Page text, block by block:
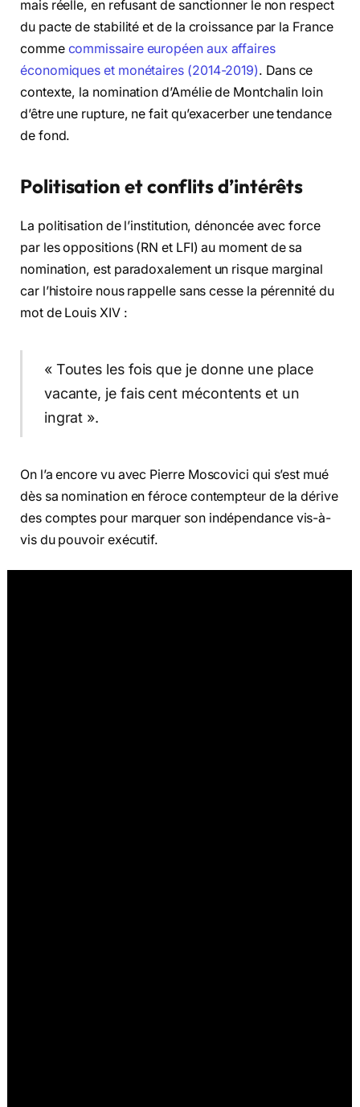
mais réelle, en refusant de sanctionner le non respect
du pacte de stabilité et de la croissance par la France
comme commissaire européen aux affaires
économiques et monétaires (2014-2019). Dans ce
contexte, la nomination d’Amélie de Montchalin loin
d’être une rupture, ne fait qu’exacerber une tendance
de fond.
Politisation et conflits d’intérêts
La politisation de l’institution, dénoncée avec force
par les oppositions (RN et LFI) au moment de sa
nomination, est paradoxalement un risque marginal
car l’histoire nous rappelle sans cesse la pérennité du
mot de Louis XIV :
« Toutes les fois que je donne une place
vacante, je fais cent mécontents et un
ingrat ».
On l’a encore vu avec Pierre Moscovici qui s’est mué
dès sa nomination en féroce contempteur de la dérive
des comptes pour marquer son indépendance vis-à-
vis du pouvoir exécutif.